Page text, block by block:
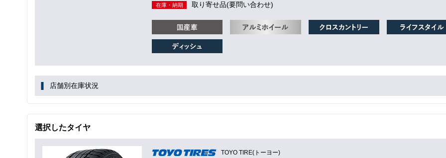
在庫・納期 取り寄せ品(要問い合わせ)
店舗別在庫状況
選択したタイヤ
TOYO TIRE(トーヨー)